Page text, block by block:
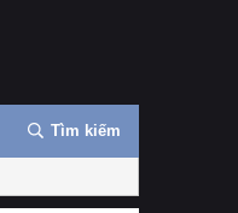
Tìm kiếm